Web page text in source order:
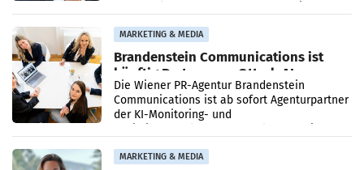
MARKETING & MEDIA
Brandenstein Communications ist
künftig Partner von OtterlyAI
Die Wiener PR-Agentur Brandenstein
Communications ist ab sofort Agenturpartner
der KI-Monitoring- und
MARKETING & MEDIA